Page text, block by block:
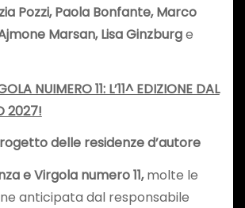
Pozzi, Paola Bonfante, Marco
Marsan, Lisa Ginzburge
NUIMERO 11: L’11^ EDIZIONE DAL
2027!
delle residenze d’autore
e Virgola numero 11,molte le
anticipata dal responsabile